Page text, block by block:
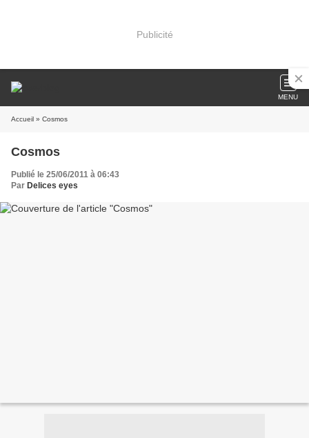
Publicité
MENU
Accueil » Cosmos
Cosmos
Publié le 25/06/2011 à 06:43
Par Delices eyes